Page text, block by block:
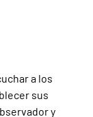
a los
sus
y